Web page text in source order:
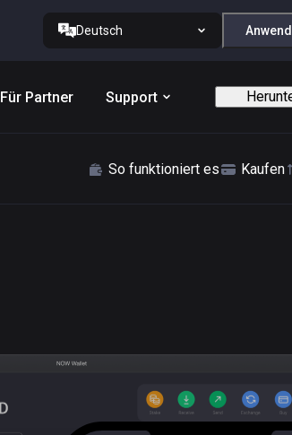
Deutsch
Für Partner Support
So funktioniert es Kaufen